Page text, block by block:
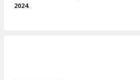
2024.